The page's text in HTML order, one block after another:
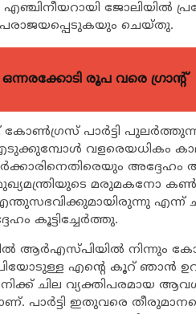
ജോലിയില്‍
ചെയ്തു.
രൂപ വരെ ഗ്രാന്റ്
കോണ്‍ഗ്രസ് പാര്‍ട്ടി
എടുക്കുമ്പോള്‍
മരുമകനോ
എന്ന്
കൂട്ടിച്ചേര്‍ത്തു.
ആര്‍എസ്പിയില്‍ നിന്നും
എന്‍റെ കൂറ് ഞാന്‍
ചില വ്യക്തിപരമായ
ഇതുവരെ